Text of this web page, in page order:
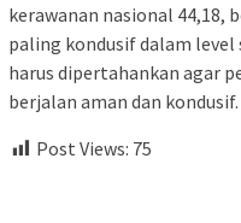
kerawanan nasional 44,18,
paling kondusif dalam
harus dipertahankan agar
berjalan aman dan kondusif.
Post Views: 75